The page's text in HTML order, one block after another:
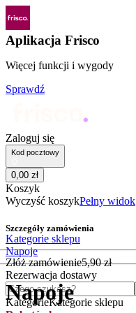
Aplikacja Frisco
Więcej funkcji i wygody
Sprawdź
Zaloguj się
Kod pocztowy
0,00 zł
Koszyk
Wyczyść koszykPełny widok
Szczegóły zamówienia
Złóż zamówienie5,90 zł
Rezerwacja dostawy
Czego szukasz?
KategorieKategorie sklepu
Kategorie sklepu
Napoje
Napoje